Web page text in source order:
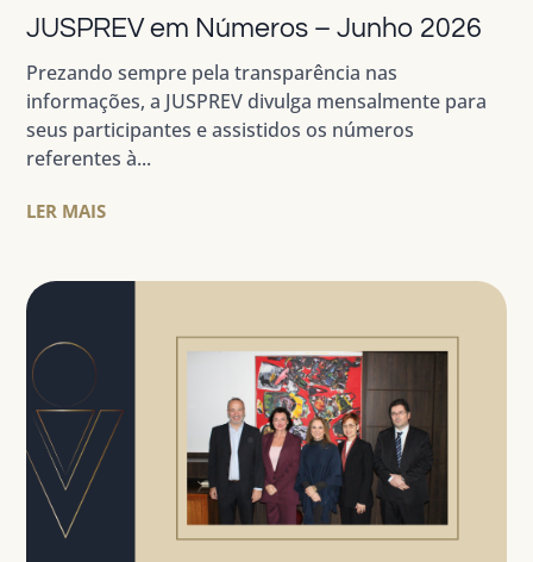
JUSPREV em Números – Junho 2026
Prezando sempre pela transparência nas
informações, a JUSPREV divulga mensalmente para
seus participantes e assistidos os números
referentes à...
LER MAIS